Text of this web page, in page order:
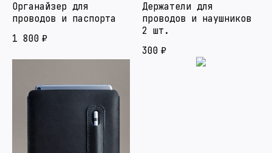
Органайзер для
проводов и паспорта
1 800 ₽
Держатели для
проводов и наушников
2 шт.
300 ₽